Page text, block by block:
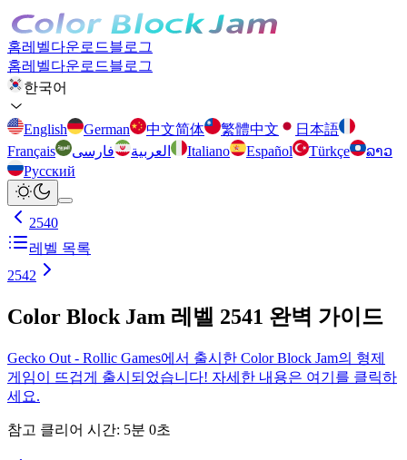
홈레벨다운로드블로그
홈레벨다운로드블로그
한국어
English German 中文简体 繁體中文
日本語
Français
العربية فارسی Italiano Español Türkçe
ລາວ
Русский
2540
레벨 목록
2542
Color Block Jam 레벨 2541 완벽 가이드
Gecko Out - Rollic Games에서 출시한 Color Block Jam의 형제
게임이 뜨겁게 출시되었습니다! 자세한 내용은 여기를 클릭하
세요.
참고 클리어 시간: 5분 0초